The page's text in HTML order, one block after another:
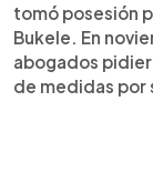
tomó posesión
Bukele. En
abogados
de medidas por